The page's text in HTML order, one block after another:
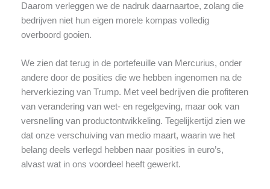
Daarom verleggen we de nadruk daarnaartoe, zolang die
bedrijven niet hun eigen morele kompas volledig
overboord gooien.
We zien dat terug in de portefeuille van Mercurius, onder
andere door de posities die we hebben ingenomen na de
herverkiezing van Trump. Met veel bedrijven die profiteren
van verandering van wet- en regelgeving, maar ook van
versnelling van productontwikkeling. Tegelijkertijd zien we
dat onze verschuiving van medio maart, waarin we het
belang deels verlegd hebben naar posities in euro’s,
alvast wat in ons voordeel heeft gewerkt.